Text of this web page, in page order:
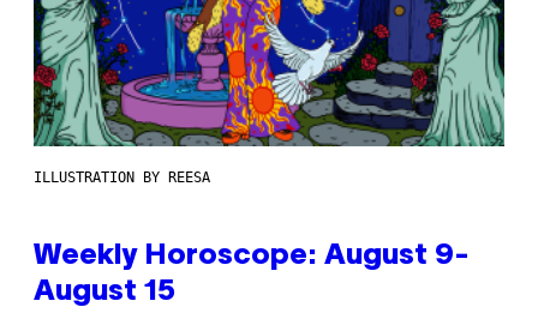
ILLUSTRATION BY REESA
Weekly Horoscope: August 9-
August 15